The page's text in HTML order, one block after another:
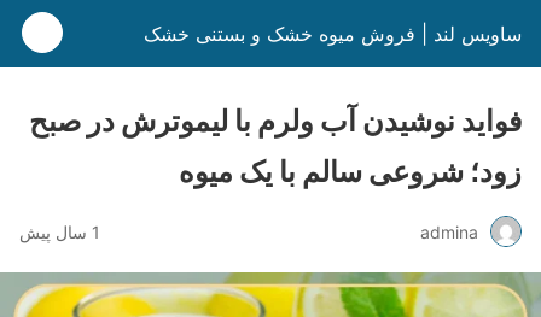
ساویس لند | فروش میوه خشک و بستنی خشک
فواید نوشیدن آب ولرم با لیموترش در صبح
زود؛ شروعی سالم با یک میوه
admina 1 سال پیش